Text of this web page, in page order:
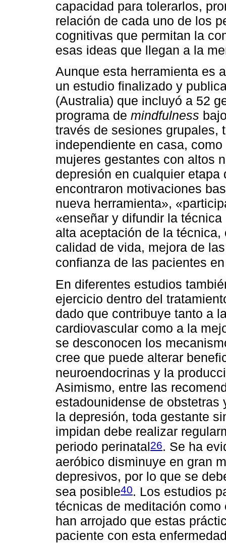
capacidad para tolerarlos,
relación de cada uno de los
cognitivas que permitan la
esas ideas que llegan a la
Aunque esta herramienta es
un estudio finalizado y
(Australia) que incluyó a 52
programa de mindfulness
través de sesiones grupales,
independiente en casa,
mujeres gestantes con altos
depresión en cualquier
encontraron motivaciones
nueva herramienta»,
«enseñar y difundir la
alta aceptación de la
calidad de vida, mejora de
confianza de las pacientes
En diferentes estudios
ejercicio dentro del
dado que contribuye tanto a
cardiovascular como a la
se desconocen los
cree que puede alterar
neuroendocrinas y la
Asimismo, entre las
estadounidense de
la depresión, toda gestante
impidan debe realizar
periodo perinatal26. Se ha
aeróbico disminuye en gran
depresivos, por lo que se
sea posible40. Los estudios
técnicas de meditación
han arrojado que estas
paciente con esta